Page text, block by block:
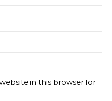
in this browser for